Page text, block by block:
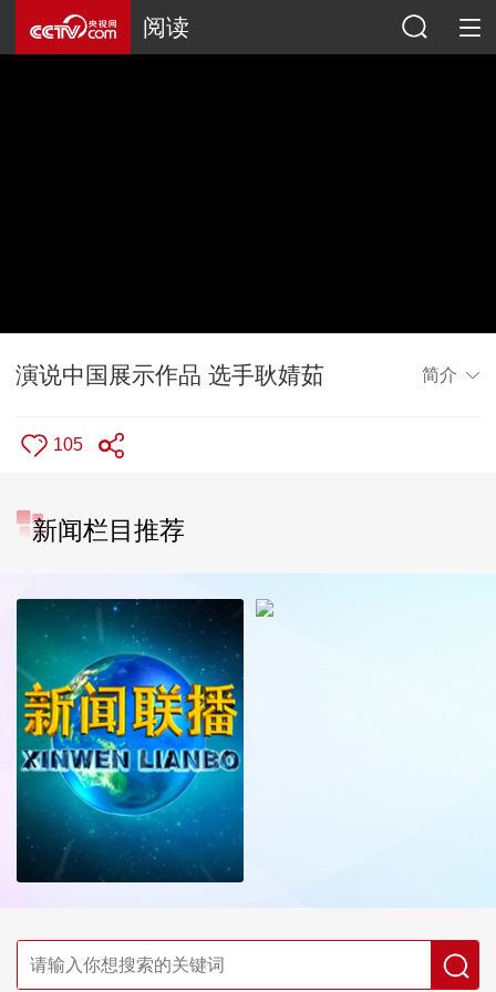
阅读
演说中国展示作品 选手耿婧茹 简介
105
新闻栏目推荐